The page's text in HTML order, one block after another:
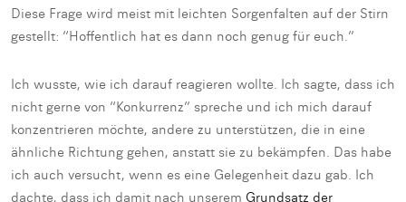
Diese Frage wird meist mit leichten Sorgenfalten auf der Stirn
gestellt: “Hoffentlich hat es dann noch genug für euch.”
Ich wusste, wie ich darauf reagieren wollte. Ich sagte, dass ich
nicht gerne von “Konkurrenz” spreche und ich mich darauf
konzentrieren möchte, andere zu unterstützen, die in eine
ähnliche Richtung gehen, anstatt sie zu bekämpfen. Das habe
ich auch versucht, wenn es eine Gelegenheit dazu gab. Ich
dachte, dass ich damit nach unserem Grundsatz der